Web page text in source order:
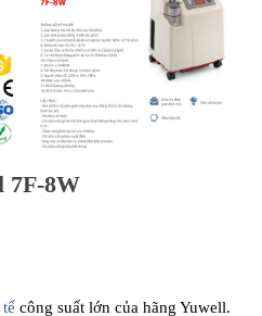
7F-8W
công suất lớn của hãng Yuwell.